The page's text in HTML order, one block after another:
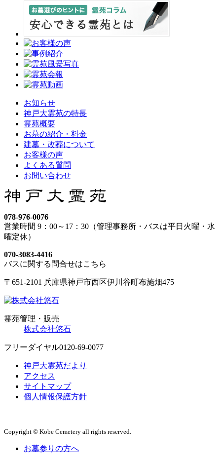
お知らせ
神戸大霊苑の特長
霊苑概要
お墓の紹介・料金
建墓・改葬について
お客様の声
よくある質問
お問い合わせ
078-976-0076
営業時間 9：00～17：30（管理事務所・バスは平日火曜・水
曜定休）
070-3083-4416
バスに関する問合せはこちら
〒651-2101 兵庫県神戸市西区伊川谷町布施畑475
霊苑管理・販売
株式会社悠石
フリーダイヤル0120-69-0077
神戸大霊苑だより
アクセス
サイトマップ
個人情報保護方針
Copyright © Kobe Cemetery all rights reserved.
お墓参りの方へ